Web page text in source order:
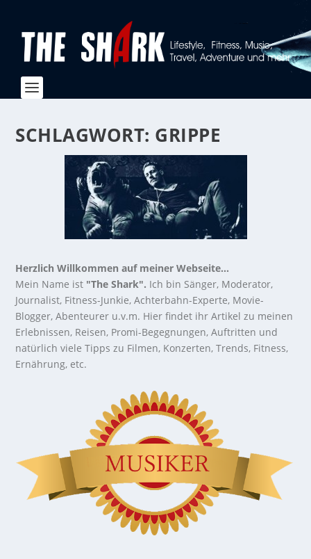
SCHLAGWORT: GRIPPE
Herzlich Willkommen auf meiner Webseite...
Mein Name ist "The Shark". Ich bin Sänger, Moderator,
Journalist, Fitness-Junkie, Achterbahn-Experte, Movie-
Blogger, Abenteurer u.v.m. Hier findet ihr Artikel zu meinen
Erlebnissen, Reisen, Promi-Begegnungen, Auftritten und
natürlich viele Tipps zu Filmen, Konzerten, Trends, Fitness,
Ernährung, etc.